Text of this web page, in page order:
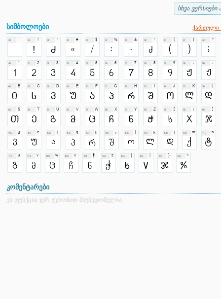
სხვა ვერსიები
სიმბოლოები ქართული
კომენტარები
ეს ფუნქცია ჯერ-ჯერობით მიუწვდომელია